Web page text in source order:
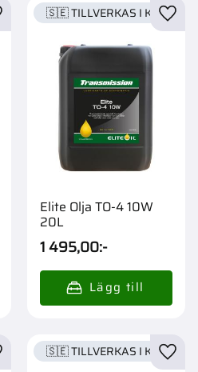
till i favoriter
Elite Olja TO-4 10W
20L
1 495,00:-
🇸🇪 TILLVERKAS I
till i favoriter
🇸🇪 TILLVERKAS I